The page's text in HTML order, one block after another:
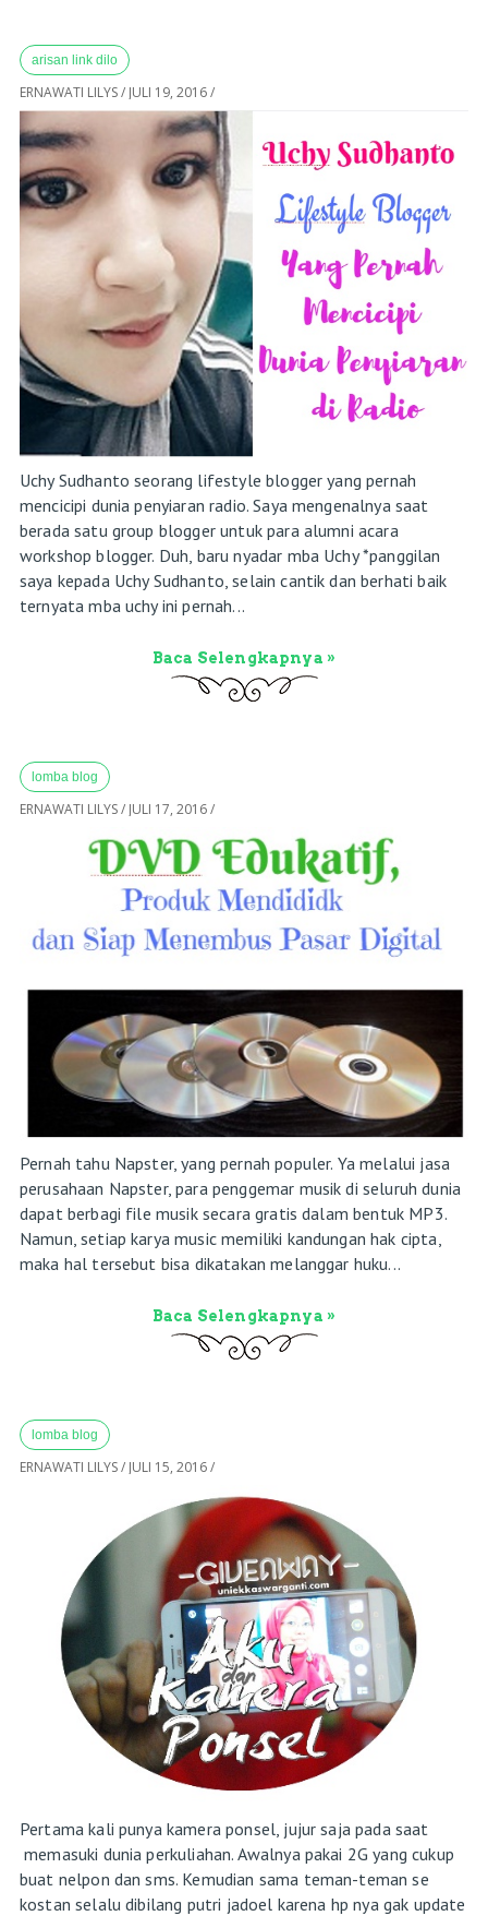
arisan link dilo
ERNAWATI LILYS/ JULI 19, 2016/
Uchy Sudhanto seorang lifestyle blogger yang pernah
mencicipi dunia penyiaran radio. Saya mengenalnya saat
berada satu group blogger untuk para alumni acara
workshop blogger. Duh, baru nyadar mba Uchy *panggilan
saya kepada Uchy Sudhanto, selain cantik dan berhati baik
ternyata mba uchy ini pernah...
Baca Selengkapnya »
lomba blog
ERNAWATI LILYS/ JULI 17, 2016/
Pernah tahu Napster, yang pernah populer. Ya melalui jasa
perusahaan Napster, para penggemar musik di seluruh dunia
dapat berbagi file musik secara gratis dalam bentuk MP3.
Namun, setiap karya music memiliki kandungan hak cipta,
maka hal tersebut bisa dikatakan melanggar huku...
Baca Selengkapnya »
lomba blog
ERNAWATI LILYS/ JULI 15, 2016/
Pertama kali punya kamera ponsel, jujur saja pada saat
memasuki dunia perkuliahan. Awalnya pakai 2G yang cukup
buat nelpon dan sms. Kemudian sama teman-teman se
kostan selalu dibilang putri jadoel karena hp nya gak update